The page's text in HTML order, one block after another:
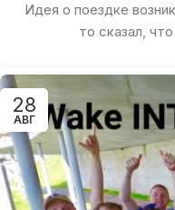
Идея о поездке
то сказал,
28
АВГ